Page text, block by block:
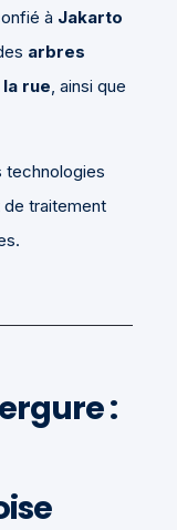
à Jakarto
arbres
rue , ainsi que
technologies
traitement
: